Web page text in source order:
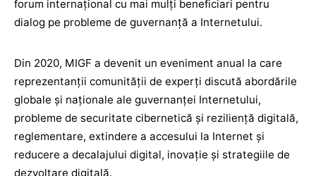
forum internațional cu mai mulți beneficiari pentru
dialog pe probleme de guvernanță a Internetului.
Din 2020, MIGF a devenit un eveniment anual la care
reprezentanții comunității de experți discută abordările
globale și naționale ale guvernanței Internetului,
probleme de securitate cibernetică și reziliență digitală,
reglementare, extindere a accesului la Internet și
reducere a decalajului digital, inovație și strategiile de
dezvoltare digitală.